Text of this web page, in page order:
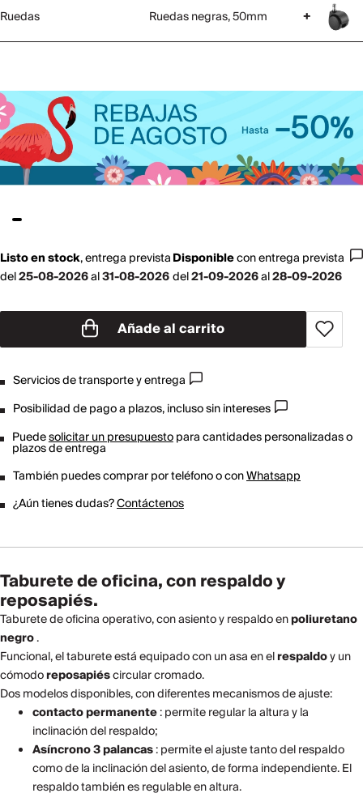
Ruedas Ruedas negras, 50mm +
Listo en stock,entrega prevista
del25-08-2026al31-08-2026
Disponibleconentrega prevista
del21-09-2026al28-09-2026
Añade al carrito
Servicios de transporte y entrega
Posibilidad de pago a plazos, incluso sin intereses
Puedesolicitar un presupuestopara cantidades personalizadas o
plazos de entrega
También puedes comprar por teléfono o conWhatsapp
¿Aún tienes dudas?Contáctenos
Taburete de oficina, con respaldo y
reposapiés.
Taburete de oficina operativo, con asiento y respaldo enpoliuretano
negro.
Funcional, el taburete está equipado con un asa en elrespaldoy un
cómodoreposapiéscircular cromado.
Dos modelos disponibles, con diferentes mecanismos de ajuste:
contacto permanente: permite regular la altura y la
inclinación del respaldo;
Asíncrono 3 palancas: permite el ajuste tanto del respaldo
como de la inclinación del asiento, de forma independiente. El
respaldo también es regulable en altura.